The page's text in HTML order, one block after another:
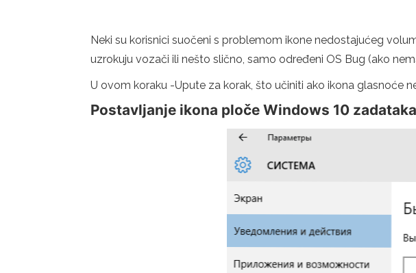
Neki su korisnici suočeni s problemom ikone nedostajućeg
uzrokuju vozači ili nešto slično, samo određeni OS Bug (ako
U ovom koraku -Upute za korak, što učiniti ako ikona glasnoće
Postavljanje ikona ploče Windows 10 zadataka